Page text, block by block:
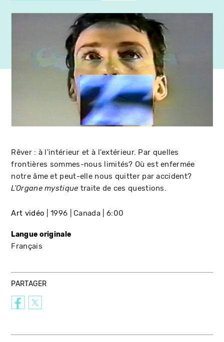
Rêver : à l'intérieur et à l'extérieur. Par quelles
frontières sommes-nous limités? Où est enfermée
notre âme et peut-elle nous quitter par accident?
L'Organe mystique traite de ces questions.
Art vidéo 1996 Canada 6:00
Langue originale
Français
PARTAGER